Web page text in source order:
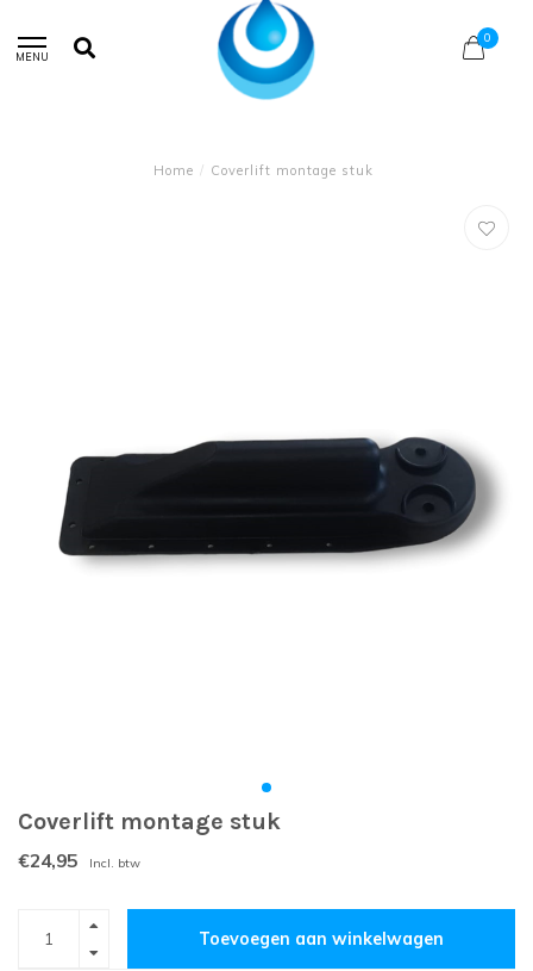
MENU
0
Home / Coverlift montage stuk
Coverlift montage stuk
€24,95 Incl. btw
Toevoegen aan winkelwagen